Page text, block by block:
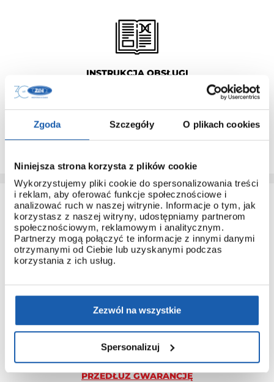
Zgoda Szczegóły O plikach cookies
Niniejsza strona korzysta z plików cookie
Wykorzystujemy pliki cookie do spersonalizowania treści
i reklam, aby oferować funkcje społecznościowe i
analizować ruch w naszej witrynie. Informacje o tym, jak
korzystasz z naszej witryny, udostępniamy partnerom
społecznościowym, reklamowym i analitycznym.
Partnerzy mogą połączyć te informacje z innymi danymi
otrzymanymi od Ciebie lub uzyskanymi podczas
korzystania z ich usług.
Zezwól na wszystkie
Spersonalizuj
INSTRUKCJA OBSŁUGI
Do każdego modelu G-SHOCK, który pochodzi z
dystrybucji ZIBI dołączana jest instrukcja obsługi w języku
Standardowa gwarancja ulega przedłużeniu o kolejne 3 lata
na warunkach określonych w gwarancji trzyletniej jeśli
kupujący dokona wpłaty w terminie do 30 dni od daty
zakupu.
Przedłużenie gwarancji obejmuje jedynie zegarki marki G-
PRZEDŁUŻ GWARANCJĘ